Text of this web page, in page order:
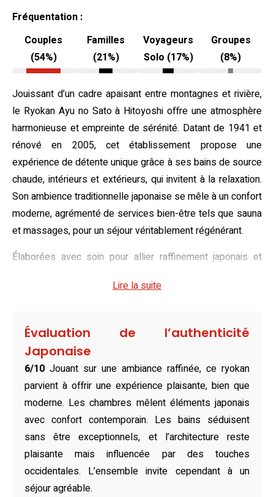
Fréquentation :
Couples
(54%)
Familles
(21%)
Voyageurs
Solo (17%)
Groupes
(8%)
Jouissant d’un cadre apaisant entre montagnes et rivière,
le Ryokan Ayu no Sato à Hitoyoshi offre une atmosphère
harmonieuse et empreinte de sérénité. Datant de 1941 et
rénové en 2005, cet établissement propose une
expérience de détente unique grâce à ses bains de source
chaude, intérieurs et extérieurs, qui invitent à la relaxation.
Son ambience traditionnelle japonaise se mêle à un confort
moderne, agrémenté de services bien-être tels que sauna
et massages, pour un séjour véritablement régénérant.
Élaborées avec soin pour allier raffinement japonais et
en plusieurs styles. Vous pourrez apprécier la vue
certaines chambres, toutes équipées de commodités
modernes comme la climatisation, une télévision à écran
plat et des salles de bains privatives aux équipements
complets. Les chambres familiales et les suites avec
baignoire spa renforce le confort et l’intimité, répondant
aux besoins d’un séjour en couple ou en famille.
Tourné vers l’art culinaire, le restaurant sur place, 華宴, met
à l’honneur la cuisine locale et japonaise dans un décor
traditionnel chaleureux. Pour varier les plaisirs, plusieurs
options de restauration environnantes, comme le
Lire la suite
Évaluation de l’authenticité
Japonaise
6/10 Jouant sur une ambiance raffinée, ce ryokan
parvient à offrir une expérience plaisante, bien que
moderne. Les chambres mêlent éléments japonais
avec confort contemporain. Les bains séduisent
sans être exceptionnels, et l’architecture reste
plaisante mais influencée par des touches
occidentales. L’ensemble invite cependant à un
séjour agréable.